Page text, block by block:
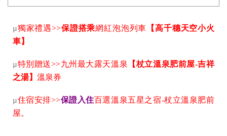
µ獨家禮遇>>保證搭乘網紅泡泡列車 【高千穗天空小火
車】
µ特別贈送>>九州最大露天溫泉
【杖立溫泉肥前屋-吉祥
之湯】 溫泉券
µ住宿安排>>保證入住百選溫泉五星之宿-杖立溫泉肥前
屋。